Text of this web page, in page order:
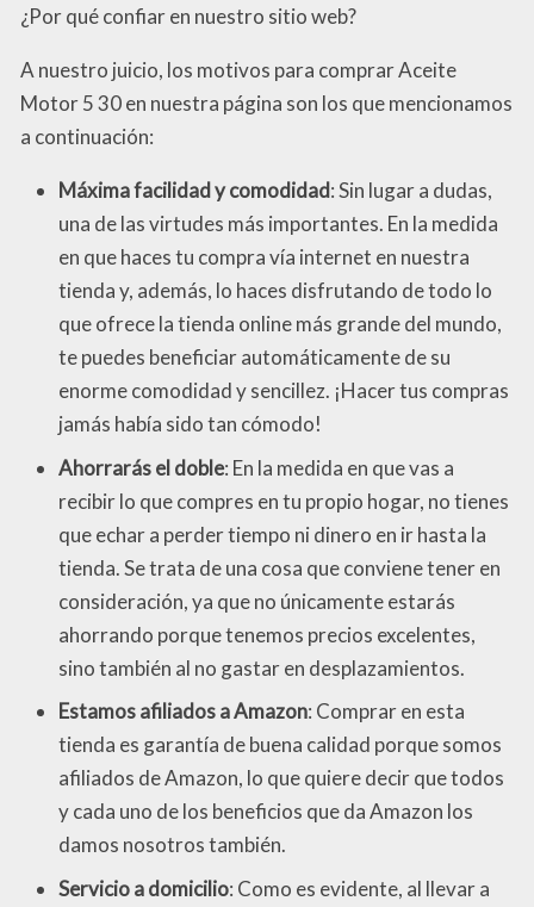
¿Por qué confiar en nuestro sitio web?
A nuestro juicio, los motivos para comprar Aceite
Motor 5 30 en nuestra página son los que mencionamos
a continuación:
Máxima facilidad y comodidad: Sin lugar a dudas,
una de las virtudes más importantes. En la medida
en que haces tu compra vía internet en nuestra
tienda y, además, lo haces disfrutando de todo lo
que ofrece la tienda online más grande del mundo,
te puedes beneficiar automáticamente de su
enorme comodidad y sencillez. ¡Hacer tus compras
jamás había sido tan cómodo!
Ahorrarás el doble: En la medida en que vas a
recibir lo que compres en tu propio hogar, no tienes
que echar a perder tiempo ni dinero en ir hasta la
tienda. Se trata de una cosa que conviene tener en
consideración, ya que no únicamente estarás
ahorrando porque tenemos precios excelentes,
sino también al no gastar en desplazamientos.
Estamos afiliados a Amazon: Comprar en esta
tienda es garantía de buena calidad porque somos
afiliados de Amazon, lo que quiere decir que todos
y cada uno de los beneficios que da Amazon los
damos nosotros también.
Servicio a domicilio: Como es evidente, al llevar a